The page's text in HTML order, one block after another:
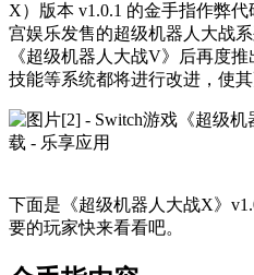
X）版本 v1.0.1 的金手指作弊
宫娱乐发售的超级机器人大战
《超级机器人大战V》后再度
技能等系统都将进行改进，使其
下面是《超级机器人大战X》
要的玩家快来看看吧。